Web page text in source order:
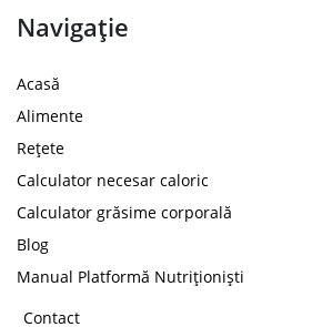
Navigație
Acasă
Alimente
Rețete
Calculator necesar caloric
Calculator grăsime corporală
Blog
Manual Platformă Nutriționiști
Contact